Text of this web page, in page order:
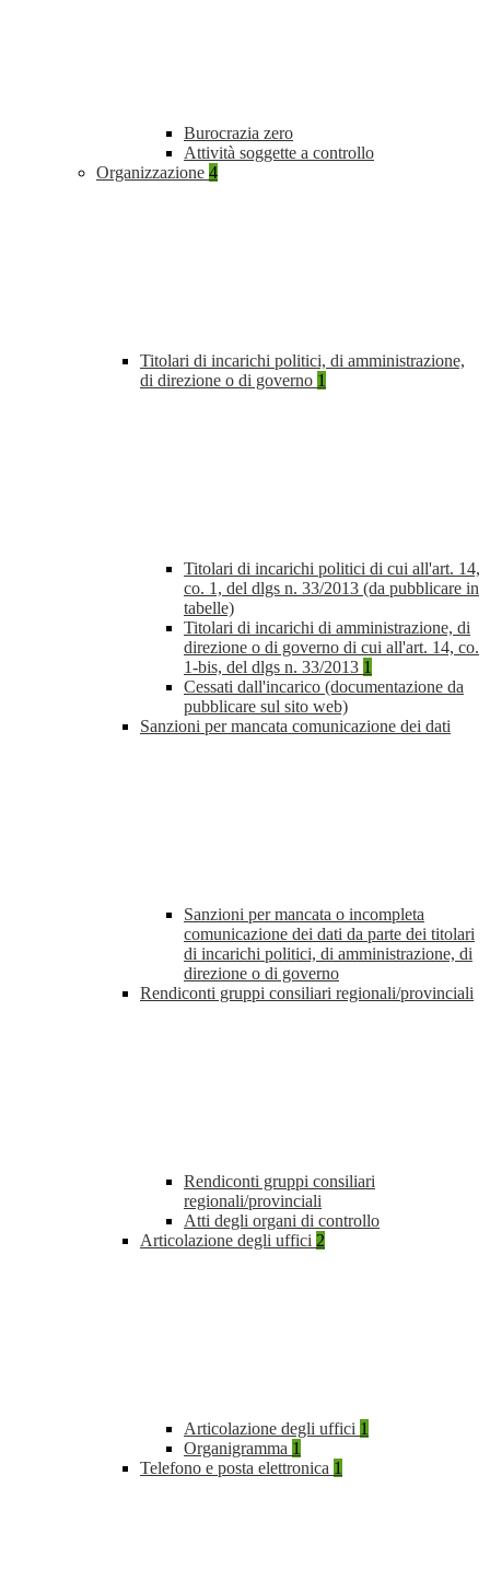
Burocrazia zero
Attività soggette a controllo
Organizzazione 4
Titolari di incarichi politici, di amministrazione,
di direzione o di governo 1
Titolari di incarichi politici di cui all'art. 14,
co. 1, del dlgs n. 33/2013 (da pubblicare in
tabelle)
Titolari di incarichi di amministrazione, di
direzione o di governo di cui all'art. 14, co.
1-bis, del dlgs n. 33/2013 1
Cessati dall'incarico (documentazione da
pubblicare sul sito web)
Sanzioni per mancata comunicazione dei dati
Sanzioni per mancata o incompleta
comunicazione dei dati da parte dei titolari
di incarichi politici, di amministrazione, di
direzione o di governo
Rendiconti gruppi consiliari regionali/provinciali
Rendiconti gruppi consiliari
regionali/provinciali
Atti degli organi di controllo
Articolazione degli uffici 2
Articolazione degli uffici 1
Organigramma 1
Telefono e posta elettronica 1